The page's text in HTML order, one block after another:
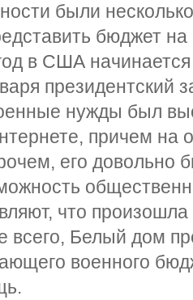
были
бюджет
в США начинается
президентский
нужды был
причем на
его довольно
что
всего, Белый дом
военного